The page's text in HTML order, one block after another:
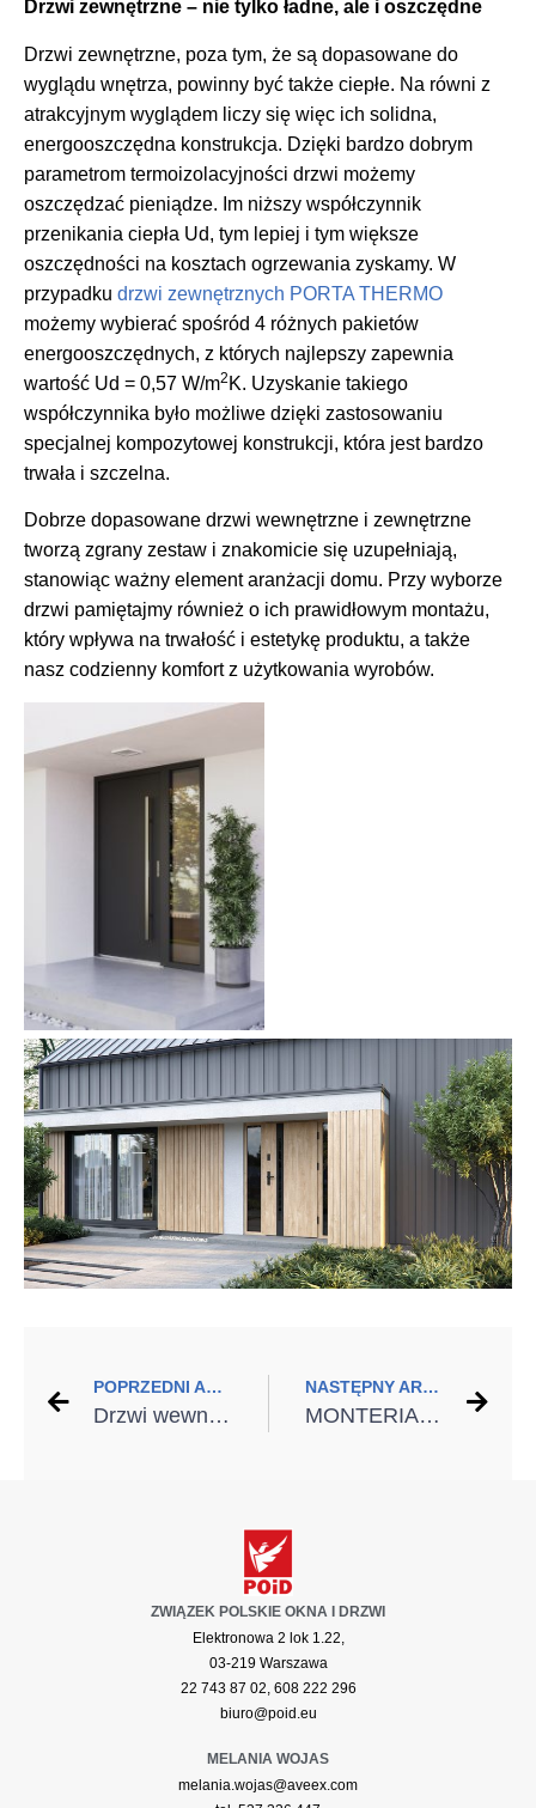
Drzwi zewnętrzne – nie tylko ładne, ale i oszczędne
Drzwi zewnętrzne, poza tym, że są dopasowane do
wyglądu wnętrza, powinny być także ciepłe. Na równi z
atrakcyjnym wyglądem liczy się więc ich solidna,
energooszczędna konstrukcja. Dzięki bardzo dobrym
parametrom termoizolacyjności drzwi możemy
oszczędzać pieniądze. Im niższy współczynnik
przenikania ciepła Ud, tym lepiej i tym większe
oszczędności na kosztach ogrzewania zyskamy. W
przypadku drzwi zewnętrznych PORTA THERMO
możemy wybierać spośród 4 różnych pakietów
energooszczędnych, z których najlepszy zapewnia
wartość Ud = 0,57 W/m2 K. Uzyskanie takiego
współczynnika było możliwe dzięki zastosowaniu
specjalnej kompozytowej konstrukcji, która jest bardzo
trwała i szczelna.
Dobrze dopasowane drzwi wewnętrzne i zewnętrzne
tworzą zgrany zestaw i znakomicie się uzupełniają,
stanowiąc ważny element aranżacji domu. Przy wyborze
drzwi pamiętajmy również o ich prawidłowym montażu,
który wpływa na trwałość i estetykę produktu, a także
nasz codzienny komfort z użytkowania wyrobów.
POPRZEDNI ARTYKUŁ
Drzwi wewnętrzne – przegląd inspirujących rozwiązań
NASTĘPNY ARTYKUŁ
MONTERIADA 2024 na targach BUDMA. Co zobaczymy podczas wydarzenia?
ZWIĄZEK POLSKIE OKNA I DRZWI
Elektronowa 2 lok 1.22,
03-219 Warszawa
22 743 87 02, 608 222 296
biuro@poid.eu
MELANIA WOJAS
melania.wojas@aveex.com